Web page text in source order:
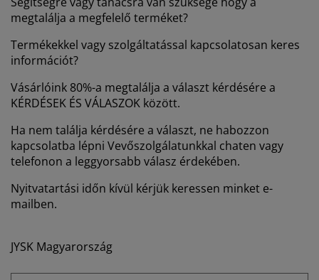
matracok
és kiegészítők
világítás
kiegészítők
megtalálja a megfelelő terméket?
Termékekkel vagy szolgáltatással kapcsolatosan keres
információt?
Vásárlóink 80%-a megtalálja a választ kérdésére a
KÉRDÉSEK ÉS VÁLASZOK között.
Ha nem találja kérdésére a választ, ne habozzon
kapcsolatba lépni Vevőszolgálatunkkal chaten vagy
telefonon a leggyorsabb válasz érdekében.
Nyitvatartási időn kívül kérjük keressen minket e-
mailben.
JYSK Magyarország